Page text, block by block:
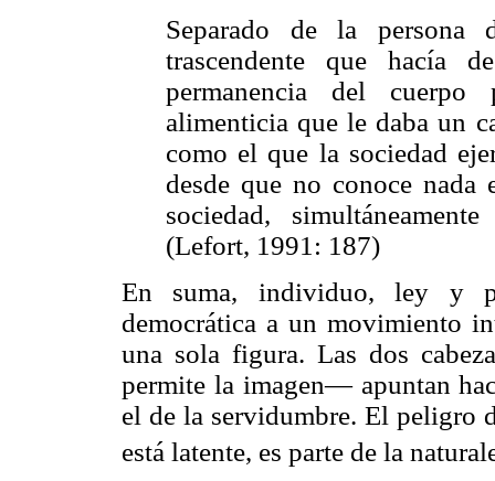
Separado de la
trascendente que hacía
permanencia del
alimenticia que le daba un
como el que la sociedad
desde que no conoce
sociedad,
(Lefort, 1991: 187)
En suma, individuo, ley y
democrática a un movimiento
una sola figura. Las dos
permite la imagen— apuntan
el de la servidumbre. El peligro
está latente, es parte de la